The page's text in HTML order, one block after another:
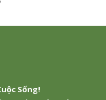
Sống!